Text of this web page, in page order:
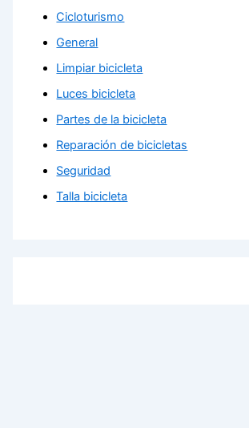
Cicloturismo
General
Limpiar bicicleta
Luces bicicleta
Partes de la bicicleta
Reparación de bicicletas
Seguridad
Talla bicicleta